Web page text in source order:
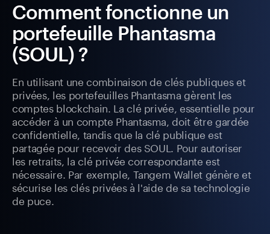
Comment fonctionne un
portefeuille Phantasma
(SOUL) ?
En utilisant une combinaison de clés publiques et
privées, les portefeuilles Phantasma gèrent les
comptes blockchain. La clé privée, essentielle pour
accéder à un compte Phantasma, doit être gardée
confidentielle, tandis que la clé publique est
partagée pour recevoir des SOUL. Pour autoriser
les retraits, la clé privée correspondante est
nécessaire. Par exemple, Tangem Wallet génère et
sécurise les clés privées à l'aide de sa technologie
de puce.